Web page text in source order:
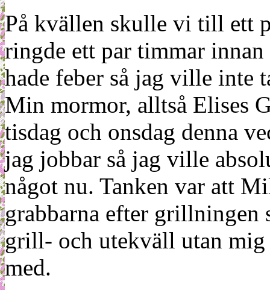
På kvällen skulle vi till ett
ringde ett par timmar innan
hade feber så jag ville inte
Min mormor, alltså Elises
tisdag och onsdag denna
jag jobbar så jag ville
något nu. Tanken var att
grabbarna efter grillningen
grill- och utekväll utan
med.